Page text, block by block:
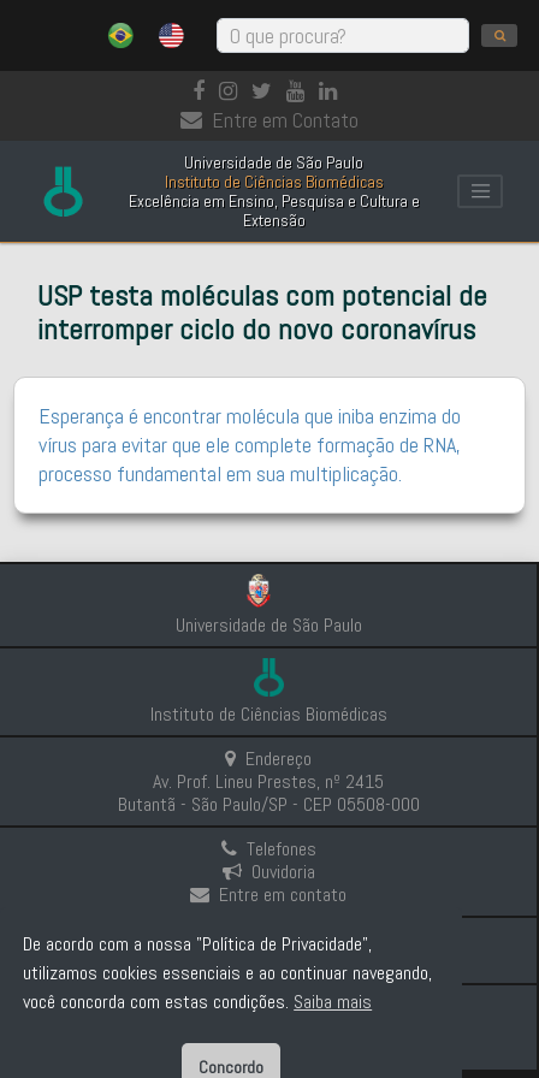
Entre em Contato
Universidade de São Paulo
Instituto de Ciências Biomédicas
Excelência em Ensino, Pesquisa e Cultura e
Extensão
USP testa moléculas com potencial de
interromper ciclo do novo coronavírus
Esperança é encontrar molécula que iniba enzima do
vírus para evitar que ele complete formação de RNA,
processo fundamental em sua multiplicação.
Universidade de São Paulo
Instituto de Ciências Biomédicas
Endereço
Av. Prof. Lineu Prestes, nº 2415
Butantã - São Paulo/SP - CEP 05508-000
Telefones
Ouvidoria
Entre em contato
Intranet
Comunicação e Imprensa
Politica de Privacidade
De acordo com a nossa "Política de Privacidade",
utilizamos cookies essenciais e ao continuar navegando,
você concorda com estas condições. Saiba mais
Concordo